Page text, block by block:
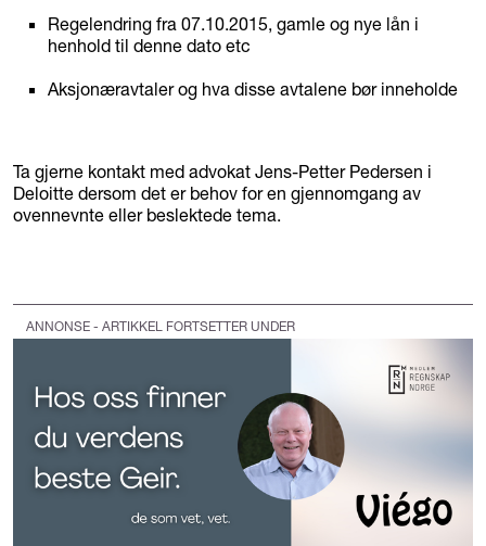
Regelendring fra 07.10.2015, gamle og nye lån i
henhold til denne dato etc
Aksjonæravtaler og hva disse avtalene bør inneholde
Ta gjerne kontakt med advokat Jens-Petter Pedersen i
Deloitte dersom det er behov for en gjennomgang av
ovennevnte eller beslektede tema.
ANNONSE - ARTIKKEL FORTSETTER UNDER